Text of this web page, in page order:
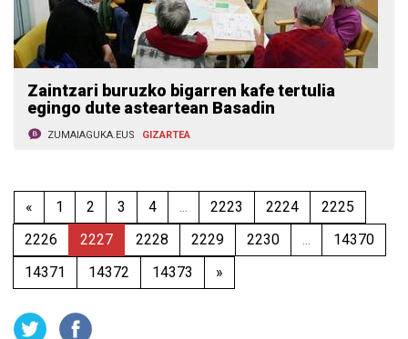
Zaintzari buruzko bigarren kafe tertulia
egingo dute asteartean Basadin
ZUMAIAGUKA.EUS GIZARTEA
« 1 2 3 4 ... 2223 2224
2225
2226
2227 2228 2229 2230 ...
14370
14371
14372 14373 »